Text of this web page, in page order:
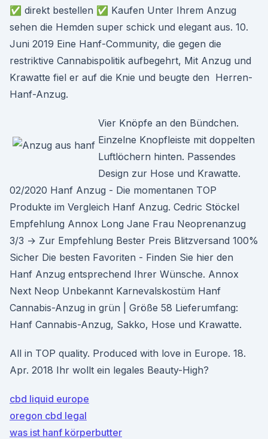
✅ direkt bestellen ✅ Kaufen Unter Ihrem Anzug
sehen die Hemden super schick und elegant aus. 10.
Juni 2019 Eine Hanf-Community, die gegen die
restriktive Cannabispolitik aufbegehrt, Mit Anzug und
Krawatte fiel er auf die Knie und beugte den Herren-
Hanf-Anzug.
Vier Knöpfe an den Bündchen.
Einzelne Knopfleiste mit doppelten
Luftlöchern hinten. Passendes
Design zur Hose und Krawatte.
02/2020 Hanf Anzug - Die momentanen TOP
Produkte im Vergleich Hanf Anzug. Cedric Stöckel
Empfehlung Annox Long Jane Frau Neoprenanzug
3/3 → Zur Empfehlung Bester Preis Blitzversand 100%
Sicher Die besten Favoriten - Finden Sie hier den
Hanf Anzug entsprechend Ihrer Wünsche. Annox
Next Neop Unbekannt Karnevalskostüm Hanf
Cannabis-Anzug in grün | Größe 58 Lieferumfang:
Hanf Cannabis-Anzug, Sakko, Hose und Krawatte.
All in TOP quality. Produced with love in Europe. 18.
Apr. 2018 Ihr wollt ein legales Beauty-High?
cbd liquid europe
oregon cbd legal
was ist hanf körperbutter